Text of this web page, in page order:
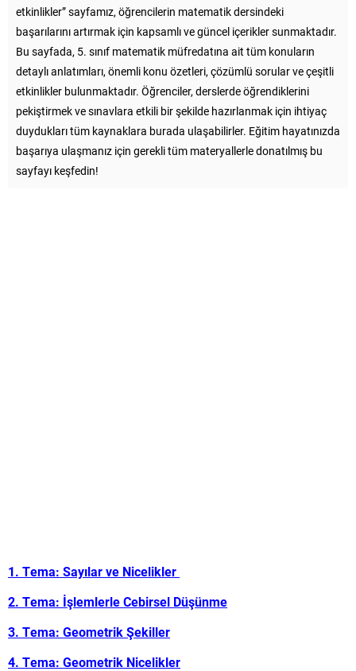
etkinlikler” sayfamız, öğrencilerin matematik dersindeki
başarılarını artırmak için kapsamlı ve güncel içerikler sunmaktadır.
Bu sayfada, 5. sınıf matematik müfredatına ait tüm konuların
detaylı anlatımları, önemli konu özetleri, çözümlü sorular ve çeşitli
etkinlikler bulunmaktadır. Öğrenciler, derslerde öğrendiklerini
pekiştirmek ve sınavlara etkili bir şekilde hazırlanmak için ihtiyaç
duydukları tüm kaynaklara burada ulaşabilirler. Eğitim hayatınızda
başarıya ulaşmanız için gerekli tüm materyallerle donatılmış bu
sayfayı keşfedin!
1. Tema: Sayılar ve Nicelikler
2. Tema: İşlemlerle Cebirsel Düşünme
3. Tema: Geometrik Şekiller
4. Tema: Geometrik Nicelikler